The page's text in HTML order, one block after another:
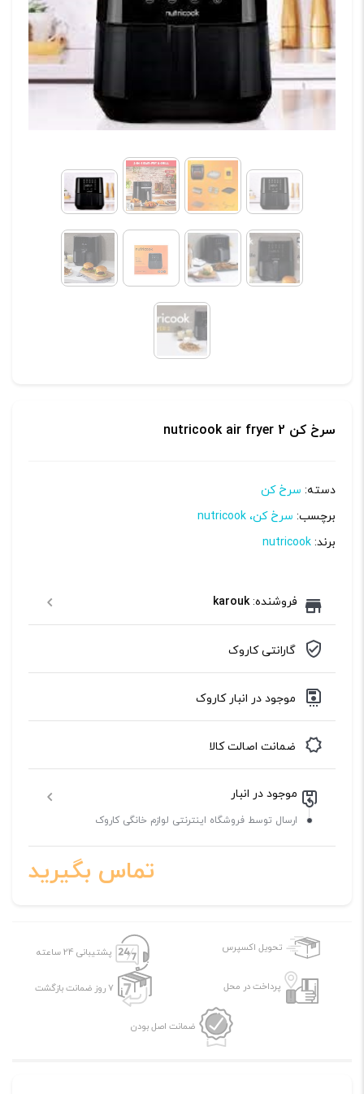
سرخ کن nutricook air fryer 2
دسته: سرخ کن
برچسب: سرخ کن، nutricook
برند: nutricook
فروشنده:karouk
گارانتی کاروک
موجود در انبار کاروک
ضمانت اصالت کالا
موجود در انبار
ارسال توسط فروشگاه اینترنتی لوازم خانگی کاروک
تماس بگیرید
تحویل اکسپرس پشتیبانی 24 ساعته
پرداخت در محل 7 روز ضمانت بازگشت
ضمانت اصل بودن